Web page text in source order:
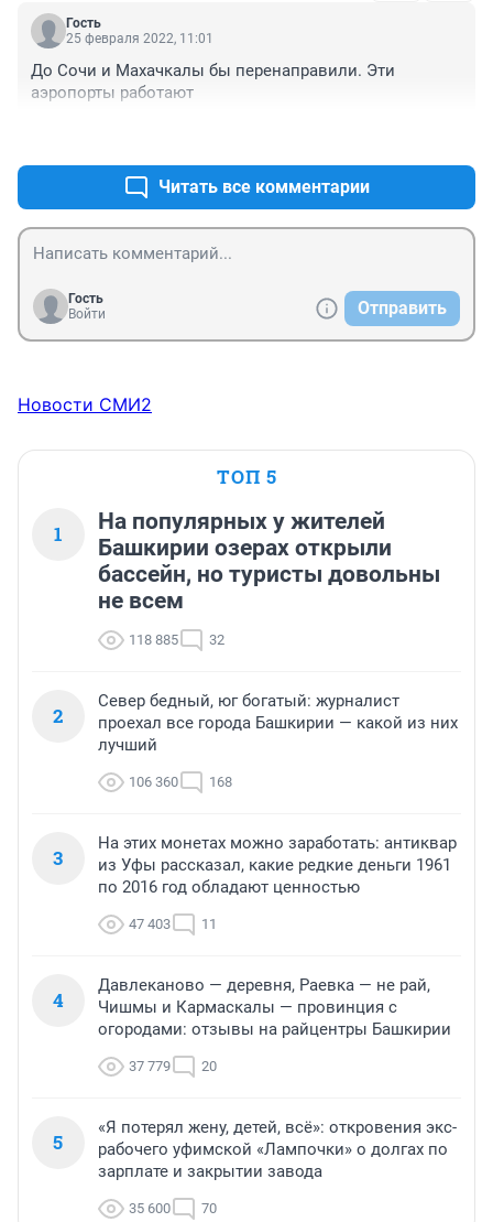
человеку до Анапы? Еще и с маленькими детьми.
Которых надо каждые 2 часа кормить, ну и прочее.
Гость
25 февраля 2022, 11:01
До Сочи и Махачкалы бы перенаправили. Эти
аэропорты работают
Читать все комментарии
Гость
Войти
Отправить
Новости СМИ2
ТОП 5
1
На популярных у жителей
Башкирии озерах открыли
бассейн, но туристы довольны
не всем
118 885 32
2
Север бедный, юг богатый: журналист
проехал все города Башкирии — какой из них
лучший
106 360 168
3
На этих монетах можно заработать: антиквар
из Уфы рассказал, какие редкие деньги 1961
по 2016 год обладают ценностью
47 403 11
4
Давлеканово — деревня, Раевка — не рай,
Чишмы и Кармаскалы — провинция с
огородами: отзывы на райцентры Башкирии
37 779 20
5
«Я потерял жену, детей, всё»: откровения экс-
рабочего уфимской «Лампочки» о долгах по
зарплате и закрытии завода
35 600 70